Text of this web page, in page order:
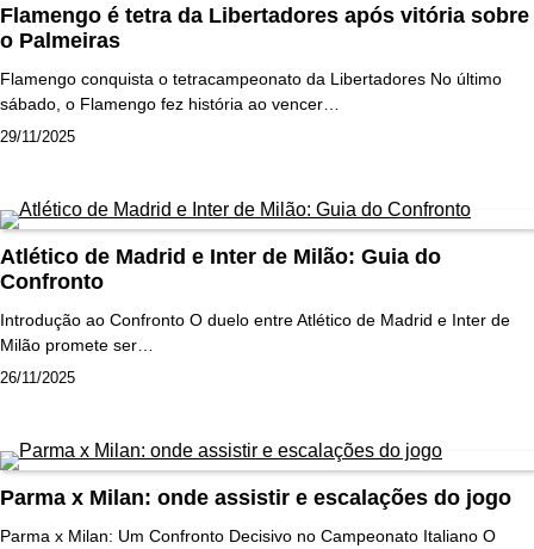
Flamengo é tetra da Libertadores após vitória sobre
o Palmeiras
Flamengo conquista o tetracampeonato da Libertadores No último
sábado, o Flamengo fez história ao vencer…
29/11/2025
Atlético de Madrid e Inter de Milão: Guia do
Confronto
Introdução ao Confronto O duelo entre Atlético de Madrid e Inter de
Milão promete ser…
26/11/2025
Parma x Milan: onde assistir e escalações do jogo
Parma x Milan: Um Confronto Decisivo no Campeonato Italiano O